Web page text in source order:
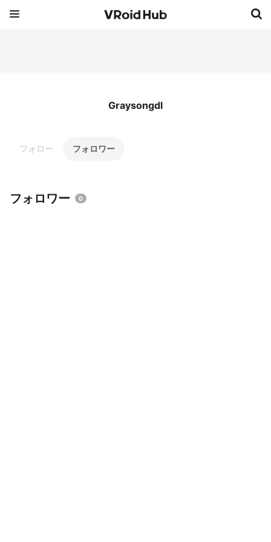
Graysongdl
フォロー フォロワー
フォロワー 0